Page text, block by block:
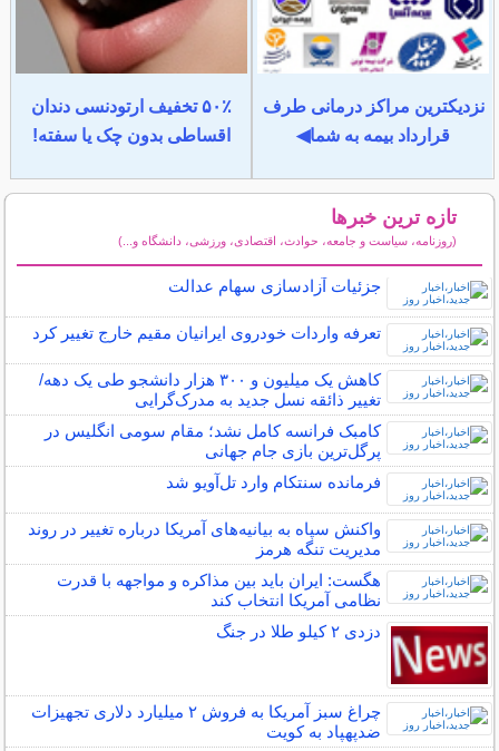
نزدیکترین مراکز درمانی طرف
قرارداد بیمه به شما◀
۵۰٪ تخفیف ارتودنسی دندان
اقساطی بدون چک یا سفته!
تازه ترین خبرها
(روزنامه، سیاست و جامعه، حوادث، اقتصادی، ورزشی، دانشگاه و...)
جزئیات آزادسازی سهام عدالت
تعرفه واردات خودروی ایرانیان مقیم خارج تغییر کرد
کاهش یک میلیون و ۳۰۰ هزار دانشجو طی یک دهه/
تغییر ذائقه نسل جدید به مدرک‌گرایی
کامبک فرانسه کامل نشد؛ مقام سومی انگلیس در
پرگل‌ترین بازی جام جهانی
فرمانده سنتکام وارد تل‌آویو شد
واکنش سپاه به بیانیه‌های آمریکا درباره تغییر در روند
مدیریت تنگه هرمز
هگست: ایران باید بین مذاکره و مواجهه با قدرت
نظامی آمریکا انتخاب کند
دزدی ۲ کیلو طلا در جنگ
چراغ سبز آمریکا به فروش ۲ میلیارد دلاری تجهیزات
ضدپهپاد به کویت